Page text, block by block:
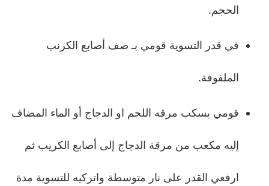
الحجم.
في قدر التسوية قومي بـ صف أصابع الكرنب
الملفوفة.
قومي بسكب مرقه اللحم او الدجاج أو الماء المضاف
إليه مكعب من مرقة الدجاج إلى أصابع الكريب ثم
ارفعي القدر على نار متوسطة واتركيه للتسوية مدة